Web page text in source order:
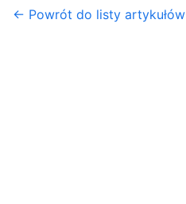
← Powrót do listy artykułów